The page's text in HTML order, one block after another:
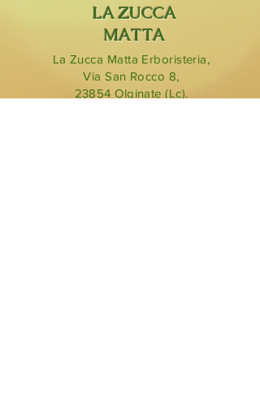
LA ZUCCA
MATTA
La Zucca Matta Erboristeria,
Via San Rocco 8,
23854 Olginate (Lc).